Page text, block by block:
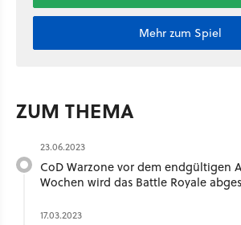
Mehr zum Spiel
ZUM THEMA
23.06.2023
CoD Warzone vor dem endgültigen
Wochen wird das Battle Royale
17.03.2023